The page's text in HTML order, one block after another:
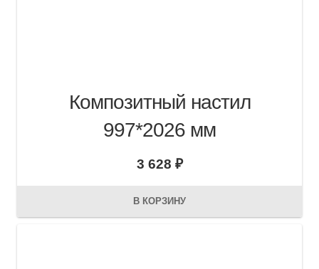
Композитный настил
997*2026 мм
3 628 ₽
В КОРЗИНУ